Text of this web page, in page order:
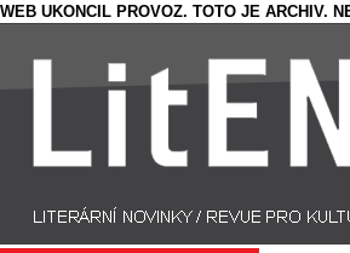
WEB UKONCIL PROVOZ. TOTO JE ARCHIV.